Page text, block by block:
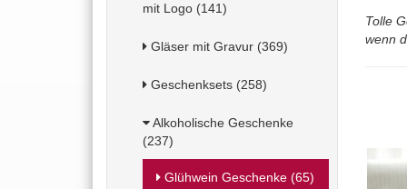
mit Logo (141)
Gläser mit Gravur (369)
Geschenksets (258)
Alkoholische Geschenke
(237)
Glühwein Geschenke (65)
Tolle
wenn